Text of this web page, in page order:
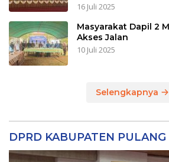
16 Juli 2025
Masyarakat Dapil 2
Akses Jalan
10 Juli 2025
Selengkapnya
DPRD KABUPATEN PULANG